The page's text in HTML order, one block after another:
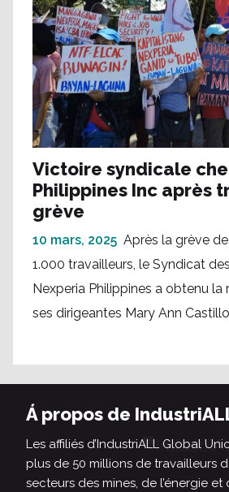
Victoire syndicale
Philippines Inc après
grève
10 mars, 2025 Après la grève
1.000 travailleurs, le Syndicat
Nexperia Philippines a obtenu
ses dirigeantes Mary Ann
Á propos de
Les affiliés d’IndustriALL Global
plus de 50 millions de travailleurs
secteurs des mines, de l’énergie